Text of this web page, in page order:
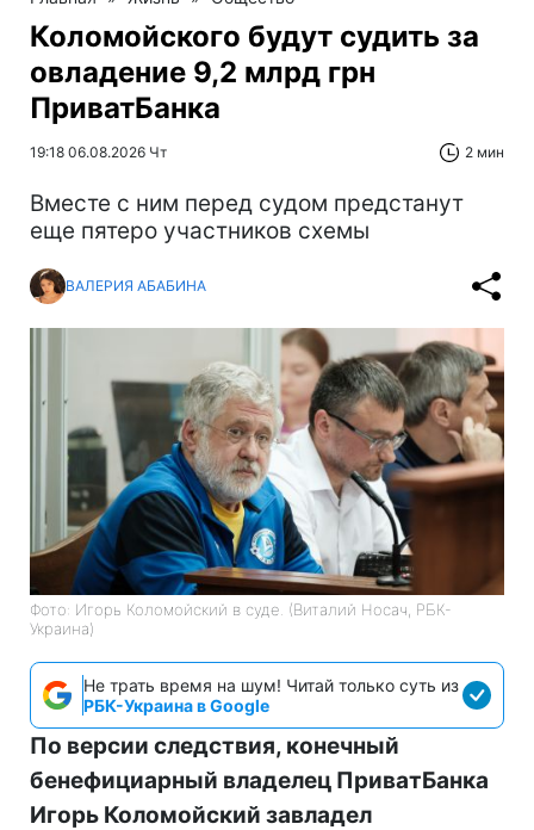
Коломойского будут судить за
овладение 9,2 млрд грн
ПриватБанка
19:18 06.08.2026 Чт 2 мин
Вместе с ним перед судом предстанут
еще пятеро участников схемы
ВАЛЕРИЯ АБАБИНА
Фото: Игорь Коломойский в суде. (Виталий Носач, РБК-
Украина)
Не трать время на шум! Читай только суть из
РБК-Украина в Google
По версии следствия, конечный
бенефициарный владелец ПриватБанка
Игорь Коломойский завладел